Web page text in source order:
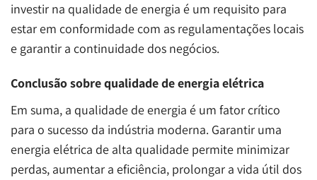
investir na qualidade de energia é um requisito para
estar em conformidade com as regulamentações locais
e garantir a continuidade dos negócios.
Conclusão sobre qualidade de energia elétrica
Em suma, a qualidade de energia é um fator crítico
para o sucesso da indústria moderna. Garantir uma
energia elétrica de alta qualidade permite minimizar
perdas, aumentar a eficiência, prolongar a vida útil dos